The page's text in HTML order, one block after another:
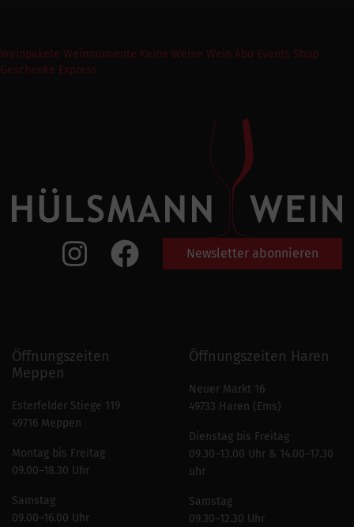
Weinpakete Weinmomente Keine Weine Wein Abo Events Shop
Geschenke Express
Newsletter abonnieren
Öffnungszeiten
Meppen
Esterfelder Stiege 119
49716 Meppen
Montag bis Freitag
09.00–18.30 Uhr
Samstag
09.00–16.00 Uhr
Öffnungszeiten Haren
Neuer Markt 16
49733 Haren (Ems)
Dienstag bis Freitag
09.30–13.00 Uhr & 14.00–17.30
uhr
Samstag
09.30–12.30 Uhr